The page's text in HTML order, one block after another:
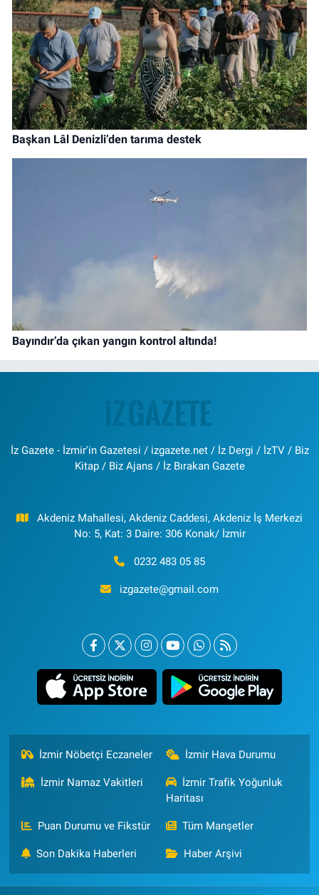
Başkan Lâl Denizli’den tarıma destek
Bayındır’da çıkan yangın kontrol altında!
İz Gazete - İzmir'in Gazetesi / izgazete.net / İz Dergi / İzTV / Biz
Kitap / Biz Ajans / İz Bırakan Gazete
Akdeniz Mahallesi, Akdeniz Caddesi, Akdeniz İş Merkezi
No: 5, Kat: 3 Daire: 306 Konak/ İzmir
0232 483 05 85
izgazete@gmail.com
İzmir Nöbetçi Eczaneler İzmir Hava Durumu
İzmir Namaz Vakitleri
İzmir Trafik Yoğunluk
Haritası
Puan Durumu ve Fikstür Tüm Manşetler
Son Dakika Haberleri Haber Arşivi